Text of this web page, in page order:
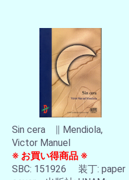
Sin cera ∥ Mendiola,
Victor Manuel
※ お買い得商品 ※
SBC: 151926 装丁: paper